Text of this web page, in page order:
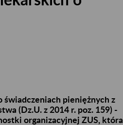
świadczeniach pieniężnych z
(Dz.U. z 2014 r. poz. 159) -
organizacyjnej ZUS, która